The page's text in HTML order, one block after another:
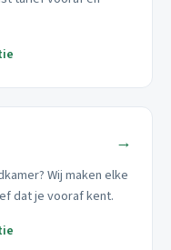
→
Wij maken elke
dat je vooraf kent.